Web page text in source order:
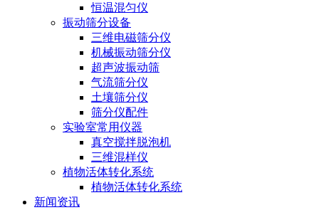
恒温混匀仪
振动筛分设备
三维电磁筛分仪
机械振动筛分仪
超声波振动筛
气流筛分仪
土壤筛分仪
筛分仪配件
实验室常用仪器
真空搅拌脱泡机
三维混样仪
植物活体转化系统
植物活体转化系统
新闻资讯